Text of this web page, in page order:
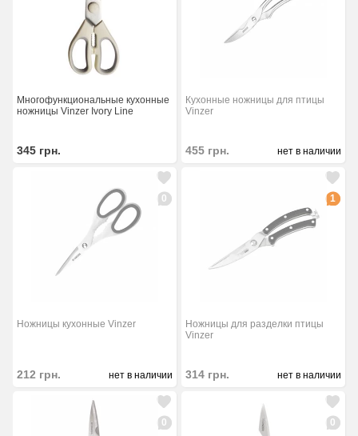
Многофункциональные кухонные
ножницы Vinzer Ivory Line
345 грн.
Кухонные ножницы для птицы
Vinzer
455 грн. нет в наличии
0
Ножницы кухонные Vinzer
212 грн. нет в наличии
1
Ножницы для разделки птицы
Vinzer
314 грн. нет в наличии
0 0